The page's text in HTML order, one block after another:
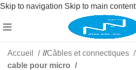
Skip to navigation Skip to main content
Accueil / Câbles et connectiques
cable pour micro